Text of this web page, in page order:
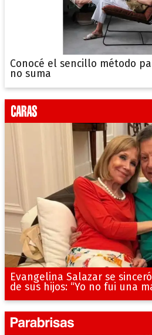
Conocé el sencillo método
no suma
Evangelina Salazar se
de sus hijos: “Yo no fui una